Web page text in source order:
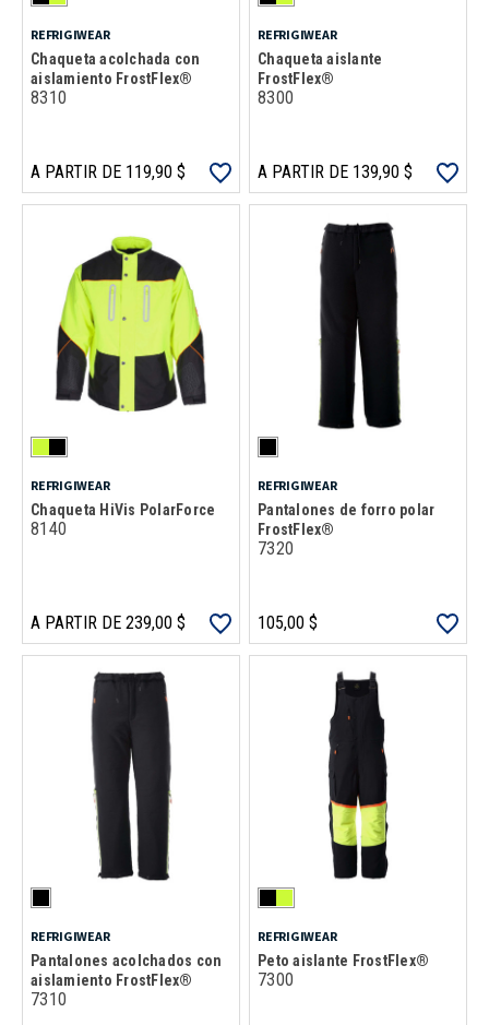
REFRIGIWEAR
Chaqueta acolchada con
aislamiento FrostFlex®
8310
A PARTIR DE 119,90 $
REFRIGIWEAR
Chaqueta aislante
FrostFlex®
8300
A PARTIR DE 139,90 $
REFRIGIWEAR
Chaqueta HiVis PolarForce
8140
A PARTIR DE 239,00 $
REFRIGIWEAR
Pantalones de forro polar
FrostFlex®
7320
105,00 $
REFRIGIWEAR
Pantalones acolchados con
aislamiento FrostFlex®
7310
REFRIGIWEAR
Peto aislante FrostFlex®
7300